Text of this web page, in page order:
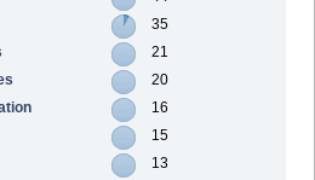
35
21
20
16
15
13